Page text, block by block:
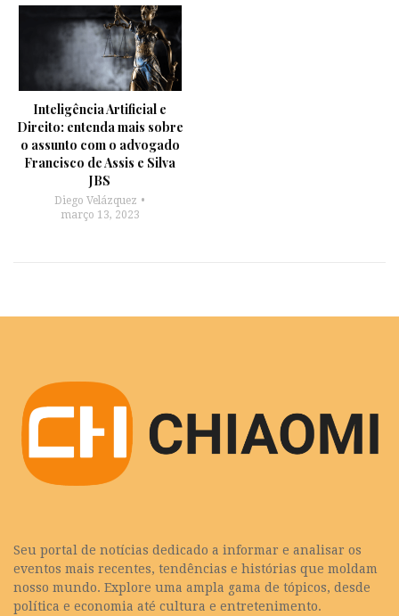
Inteligência Artificial e
Direito: entenda mais sobre
o assunto com o advogado
Francisco de Assis e Silva
JBS
Diego Velázquez
março 13, 2023
Seu portal de notícias dedicado a informar e analisar os
eventos mais recentes, tendências e histórias que moldam
nosso mundo. Explore uma ampla gama de tópicos, desde
política e economia até cultura e entretenimento.